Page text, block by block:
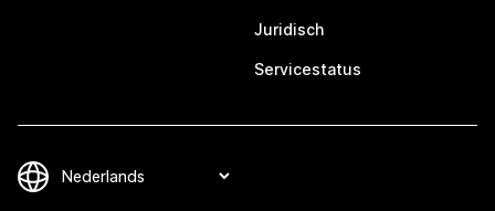
Juridisch
Servicestatus